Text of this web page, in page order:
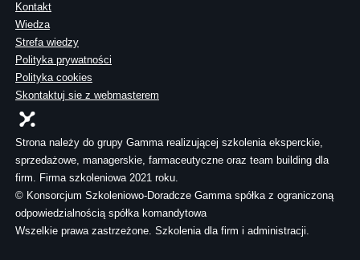
Kontakt
Wiedza
Strefa wiedzy
Polityka prywatności
Polityka cookies
Skontaktuj sie z webmasterem
Strona należy do grupy Gamma realizującej szkolenia eksperckie,
sprzedażowe, managerskie, farmaceutyczne oraz team building dla
firm. Firma szkoleniowa 2021 roku.
© Konsorcjum Szkoleniowo-Doradcze Gamma spółka z ograniczoną
odpowiedzialnością spółka komandytowa
Wszelkie prawa zastrzeżone. Szkolenia dla firm i administracji.